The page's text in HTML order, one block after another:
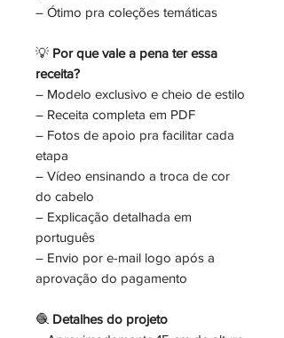
– Ótimo pra coleções temáticas
💡 Por que vale a pena ter essa
receita?
– Modelo exclusivo e cheio de estilo
– Receita completa em PDF
– Fotos de apoio pra facilitar cada
etapa
– Vídeo ensinando a troca de cor
do cabelo
– Explicação detalhada em
português
– Envio por e-mail logo após a
aprovação do pagamento
🧶 Detalhes do projeto